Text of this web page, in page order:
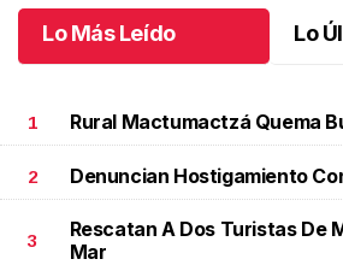
Lo Más Leído Lo
1 Rural Mactumactzá Quema
2 Denuncian Hostigamiento
3
Rescatan A Dos Turistas De
Mar